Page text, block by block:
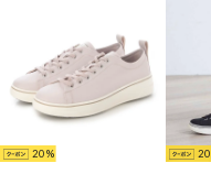
20 20